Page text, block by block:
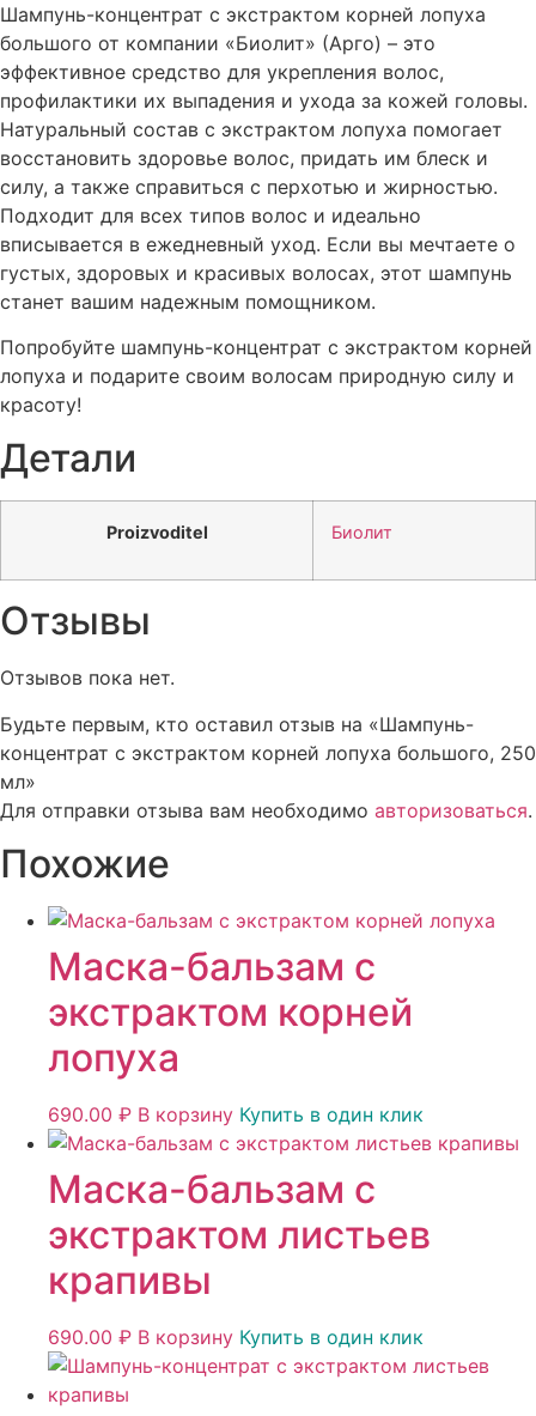
Шампунь-концентрат с экстрактом корней лопуха
большого от компании «Биолит» (Арго) – это
эффективное средство для укрепления волос,
профилактики их выпадения и ухода за кожей головы.
Натуральный состав с экстрактом лопуха помогает
восстановить здоровье волос, придать им блеск и
силу, а также справиться с перхотью и жирностью.
Подходит для всех типов волос и идеально
вписывается в ежедневный уход. Если вы мечтаете о
густых, здоровых и красивых волосах, этот шампунь
станет вашим надежным помощником.
Попробуйте шампунь-концентрат с экстрактом корней
лопуха и подарите своим волосам природную силу и
красоту!
Детали
Proizvoditel Биолит
Отзывы
Отзывов пока нет.
Будьте первым, кто оставил отзыв на «Шампунь-
концентрат с экстрактом корней лопуха большого, 250
мл»
Для отправки отзыва вам необходимо авторизоваться.
Похожие
Маска-бальзам с
экстрактом корней
лопуха
690.00 ₽ В корзину Купить в один клик
Маска-бальзам с
экстрактом листьев
крапивы
690.00 ₽ В корзину Купить в один клик